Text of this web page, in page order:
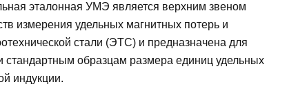
эталонная УМЭ является верхним звеном
измерения удельных магнитных потерь и
стали (ЭТС) и предназначена для
стандартным образцам размера единиц удельных
индукции.